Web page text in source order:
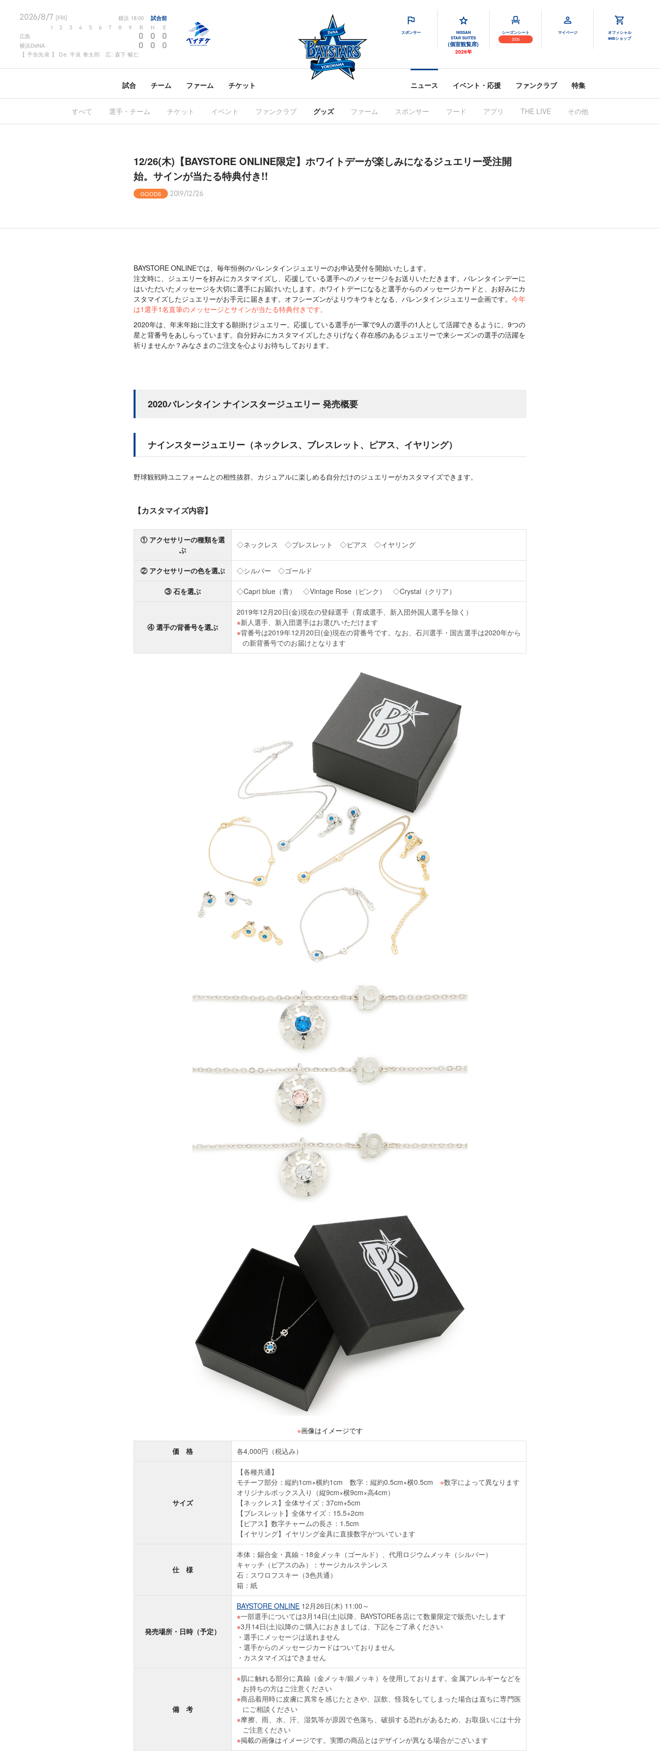
2026/8/7 [FRI] 横浜 18:00 試合前
2 3 4 5 6 7 8 9 R H E
広島 0 0 0
横浜DeNA 0 0 0
【 予告先発 】 De: 平良 拳太郎 広: 森下 暢仁
スポンサー
NISSAN
STAR SUITES
(個室観覧席)
2026年
シーズンシート
2026
マイページ
オフィシャル
webショップ
試合 チーム ファーム チケット ニュース イベント・応援 ファンクラブ 特集
すべて 選手・チーム チケット イベント ファンクラブ グッズ ファーム スポンサー フード アプリ THE LIVE その他
12/26(木)【BAYSTORE ONLINE限定】ホワイトデーが楽しみになるジュエリー受注開
始。サインが当たる特典付き!!
GOODS 2019/12/26
BAYSTORE ONLINEでは、毎年恒例のバレンタインジュエリーのお申込受付を開始いたします。
注文時に、ジュエリーを好みにカスタマイズし、応援している選手へのメッセージをお送りいただきます。バレンタインデーに
はいただいたメッセージを大切に選手にお届けいたします。ホワイトデーになると選手からのメッセージカードと、お好みにカ
スタマイズしたジュエリーがお手元に届きます。オフシーズンがよりウキウキとなる、バレンタインジュエリー企画です。 今年
は1選手1名直筆のメッセージとサインが当たる特典付きです。
2020年は、年末年始に注文する願掛けジュエリー。応援している選手が一軍で9人の選手の1人として活躍できるように、9つの
星と背番号をあしらっています。自分好みにカスタマイズしたさりげなく存在感のあるジュエリーで来シーズンの選手の活躍を
祈りませんか？みなさまのご注文を心よりお待ちしております。
2020バレンタイン ナインスタージュエリー 発売概要
ナインスタージュエリー（ネックレス、ブレスレット、ピアス、イヤリング）
野球観戦時ユニフォームとの相性抜群。カジュアルに楽しめる自分だけのジュエリーがカスタマイズできます。
【カスタマイズ内容】
① アクセサリーの種類を選
ぶ
◇ネックレス ◇ブレスレット ◇ピアス ◇イヤリング
② アクセサリーの色を選ぶ ◇シルバー ◇ゴールド
③ 石を選ぶ ◇Capri blue（青） ◇Vintage Rose（ピンク） ◇Crystal（クリア）
④ 選手の背番号を選ぶ
2019年12月20日(金)現在の登録選手（育成選手、新入団外国人選手を除く）
新人選手、新入団選手はお選びいただけます
背番号は2019年12月20日(金)現在の背番号です。なお、石川選手・国吉選手は2020年から
の新背番号でのお届けとなります
※画像はイメージです
価 格 各4,000円（税込み）
サイズ
【各種共通】
モチーフ部分：縦約1cm×横約1cm 数字：縦約0.5cm×横0.5cm ※数字によって異なります
オリジナルボックス入り（縦9cm×横9cm×高4cm）
【ネックレス】全体サイズ：37cm+5cm
【ブレスレット】全体サイズ：15.5+2cm
【ピアス】数字チャームの長さ：1.5cm
【イヤリング】イヤリング金具に直接数字がついています
仕 様
本体：錫合金・真鍮・18金メッキ（ゴールド）、代用ロジウムメッキ（シルバー）
キャッチ（ピアスのみ）：サージカルステンレス
石：スワロフスキー（3色共通）
箱：紙
発売場所・日時（予定）
BAYSTORE ONLINE 12月26日(木) 11:00～
一部選手については3月14日(土)以降、BAYSTORE各店にて数量限定で販売いたします
3月14日(土)以降のご購入におきましては、下記をご了承ください
選手にメッセージは送れません
選手からのメッセージカードはついておりません
カスタマイズはできません
備 考
肌に触れる部分に真鍮（金メッキ/銀メッキ）を使用しております。金属アレルギーなどを
お持ちの方はご注意ください
商品着用時に皮膚に異常を感じたときや、誤飲、怪我をしてしまった場合は直ちに専門医
にご相談ください
摩擦、雨、水、汗、湿気等が原因で色落ち、破損する恐れがあるため、お取扱いには十分
ご注意ください
掲載の画像はイメージです。実際の商品とはデザインが異なる場合がございます